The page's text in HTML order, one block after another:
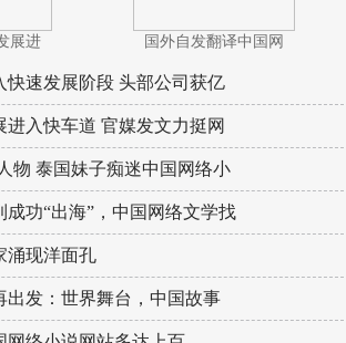
展进 国外自发翻译中国网
快速发展阶段 头部公司获亿
进入快车道 官媒发文力挺网
物 泰国妹子痴迷中国网络小
成功“出海”，中国网络文学找
涌现洋面孔
出发：世界舞台，中国故事